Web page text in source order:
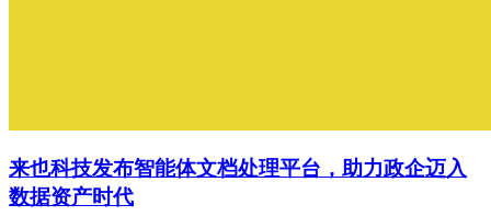
来也科技发布智能体文档处理平台，助力政企迈入
数据资产时代